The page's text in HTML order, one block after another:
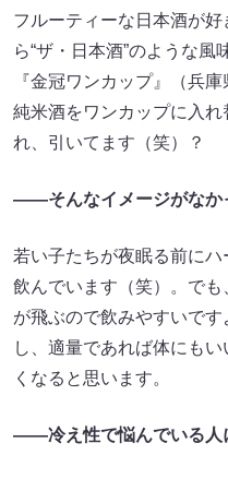
フルーティーな日本酒が
ら“ザ・日本酒”のような風
『金冠ワンカップ』（兵
純米酒をワンカップに入
れ、引いてます（笑）？
――そんなイメージがなか
若い子たちが夜眠る前に
飲んでいます（笑）。で
が飛ぶので飲みやすいで
し、適量であれば体にも
くなると思います。
――冷え性で悩んでいる人